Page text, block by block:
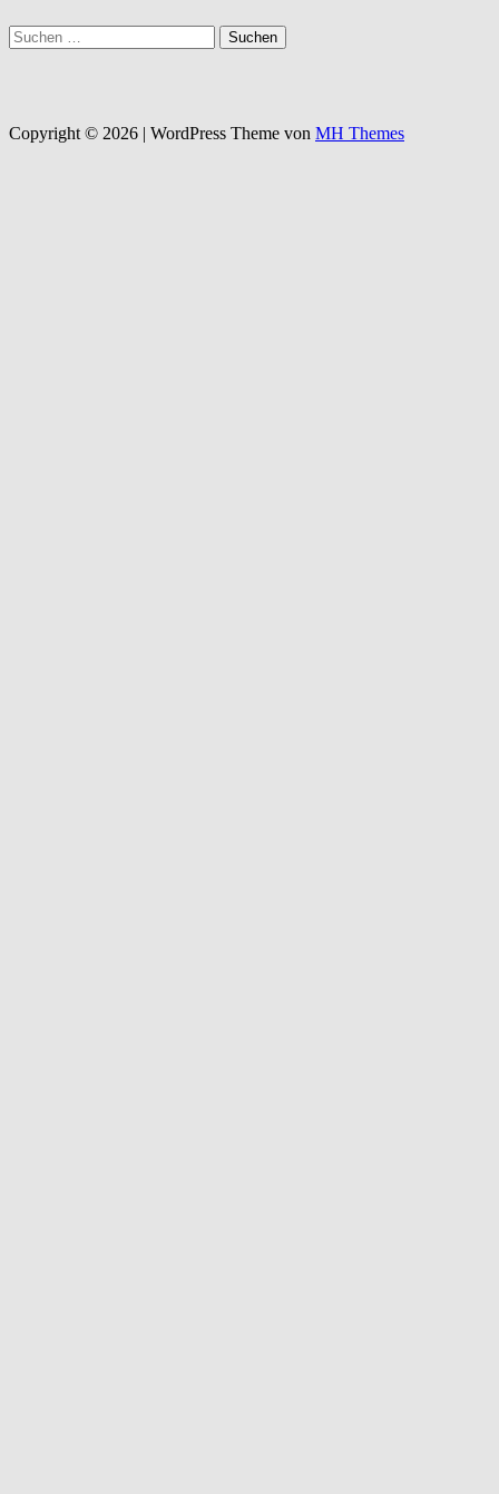
Suchen
nach:
Copyright © 2026 | WordPress Theme von MH Themes